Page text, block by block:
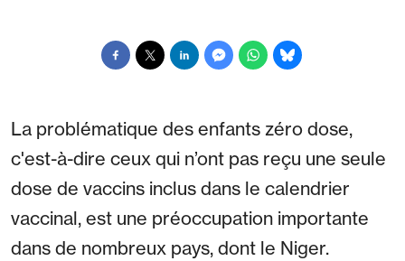
La problématique des enfants zéro dose,
c'est-à-dire ceux qui n’ont pas reçu une seule
dose de vaccins inclus dans le calendrier
vaccinal, est une préoccupation importante
dans de nombreux pays, dont le Niger.